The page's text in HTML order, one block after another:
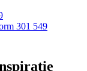
301 549